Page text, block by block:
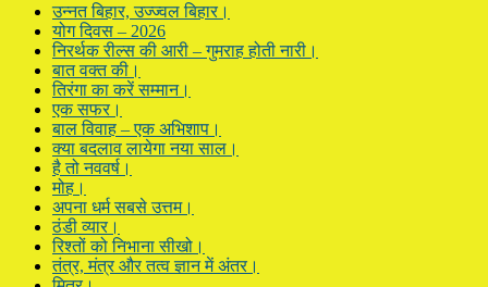
उन्नत बिहार, उज्ज्वल बिहार।
योग दिवस – 2026
निरर्थक रील्स की आरी – गुमराह होती नारी।
बात वक्त की।
तिरंगा का करें सम्मान।
एक सफर।
बाल विवाह – एक अभिशाप।
क्या बदलाव लायेगा नया साल।
है तो नववर्ष।
मोह।
अपना धर्म सबसे उत्तम।
ठंडी व्यार।
रिश्तों को निभाना सीखो।
तंत्र, मंत्र और तत्व ज्ञान में अंतर।